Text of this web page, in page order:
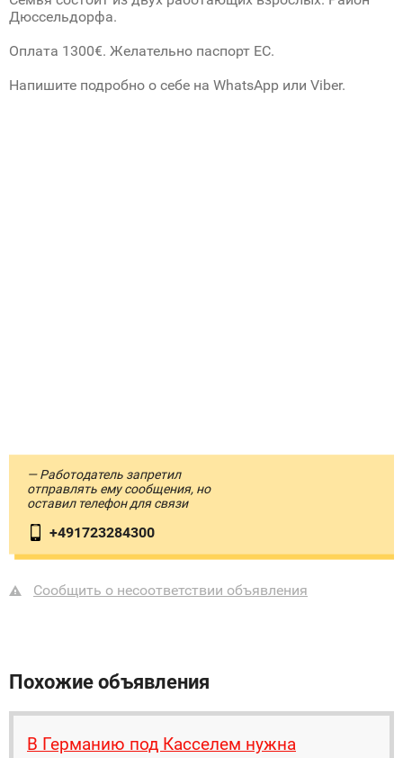
Дюссельдорфа.
Оплата 1300€. Желательно паспорт ЕС.
Напишите подробно о себе на WhatsApp или Viber.
— Работодатель запретил
отправлять ему сообщения, но
оставил телефон для связи
+491723284300
Сообщить о несоответствии объявления
Похожие объявления
В Германию под Касселем нужна